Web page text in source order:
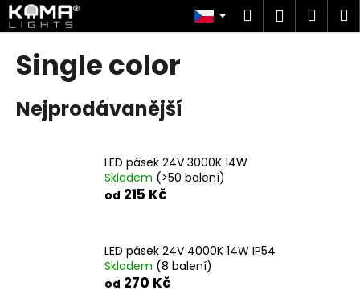
Přejít
na
obsah
Hledat
Single color
Nejprodávanější
LED pásek 24V 3000K 14W
Skladem (>50 balení)
od 215 Kč
LED pásek 24V 4000K 14W IP54
Skladem (8 balení)
od 270 Kč
K
o
o